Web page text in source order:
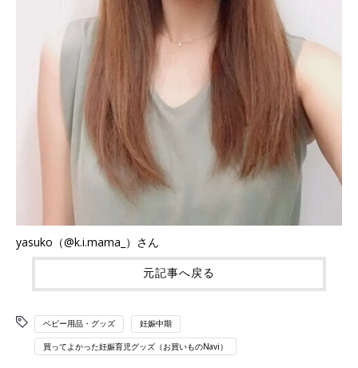
yasuko（@k.i.mama_）さん
元記事へ戻る
ベビー用品・グッズ 妊娠中期
買ってよかった妊娠育児グッズ（お買いものNavi）